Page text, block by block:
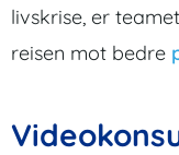
livskrise, er
reisen mot bedre